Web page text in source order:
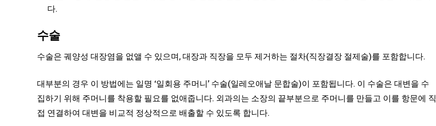
다.
수술
수술은 궤양성 대장염을 없앨 수 있으며, 대장과 직장을 모두 제거하는 절차(직장결장 절제술)를 포함합니다.
대부분의 경우 이 방법에는 일명 ‘일회용 주머니’ 수술(일레오애날 문합술)이 포함됩니다. 이 수술은 대변을 수
집하기 위해 주머니를 착용할 필요를 없애줍니다. 외과의는 소장의 끝부분으로 주머니를 만들고 이를 항문에 직
접 연결하여 대변을 비교적 정상적으로 배출할 수 있도록 합니다.